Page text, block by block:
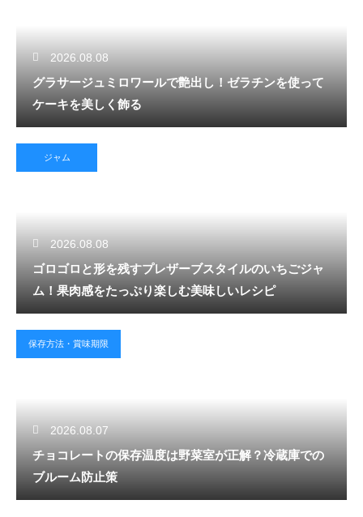
2026.08.08
グラサージュミロワールで艶出し！ゼラチンを使って
ケーキを美しく飾る
ジャム
2026.08.08
ゴロゴロと形を残すプレザーブスタイルのいちごジャ
ム！果肉感をたっぷり楽しむ美味しいレシピ
保存方法・賞味期限
2026.08.07
チョコレートの保存温度は野菜室が正解？冷蔵庫での
ブルーム防止策